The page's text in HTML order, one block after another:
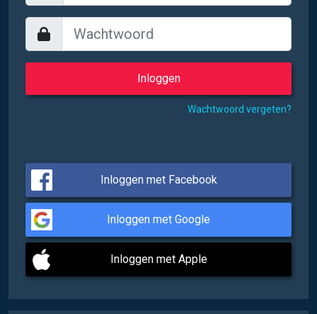
Wachtwoord vergeten?
Inloggen met Facebook
Inloggen met Google
Inloggen met Apple